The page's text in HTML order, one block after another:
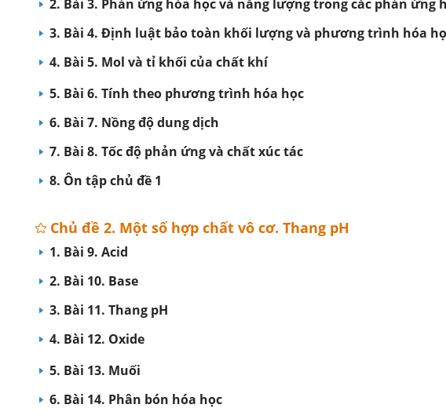
2. Bài 3. Phản ứng hóa học và năng lượng trong các phản ứng
3. Bài 4. Định luật bảo toàn khối lượng và phương trình hóa
4. Bài 5. Mol và tỉ khối của chất khí
5. Bài 6. Tính theo phương trình hóa học
6. Bài 7. Nồng độ dung dịch
7. Bài 8. Tốc độ phản ứng và chất xúc tác
8. Ôn tập chủ đề 1
Chủ đề 2. Một số hợp chất vô cơ. Thang pH
1. Bài 9. Acid
2. Bài 10. Base
3. Bài 11. Thang pH
4. Bài 12. Oxide
5. Bài 13. Muối
6. Bài 14. Phân bón hóa học